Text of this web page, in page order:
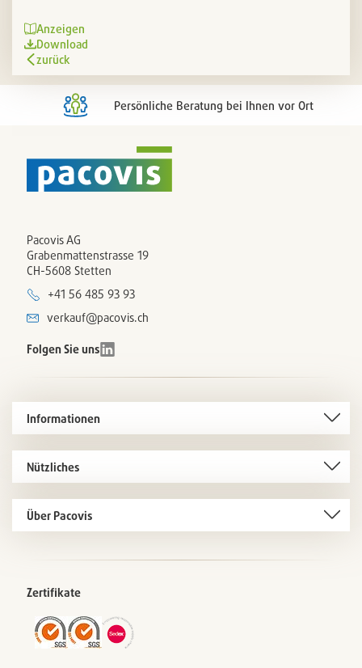
Anzeigen
Download
zurück
Persönliche Beratung bei Ihnen vor Ort
Pacovis AG
Grabenmattenstrasse 19
CH-5608 Stetten
+41 56 485 93 93
verkauf@pacovis.ch
Folgen Sie uns
Informationen
Nützliches
Über Pacovis
Zertifikate